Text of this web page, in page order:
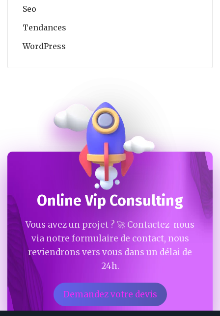
Seo
Tendances
WordPress
Online Vip Consulting
Vous avez un projet ? 🚀 Contactez-nous
via notre formulaire de contact, nous
reviendrons vers vous dans un délai de
24h.
Demandez votre devis